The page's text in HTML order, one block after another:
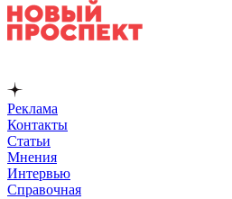
Реклама
Контакты
Статьи
Мнения
Интервью
Справочная